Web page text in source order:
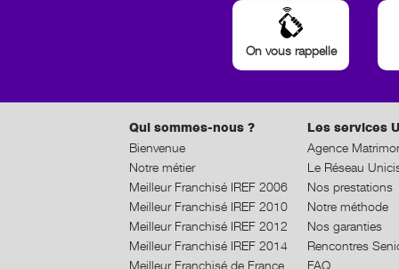
On vous rappelle
Qui sommes-nous ?
Bienvenue
Notre métier
Meilleur Franchisé IREF 2006
Meilleur Franchisé IREF 2010
Meilleur Franchisé IREF 2012
Meilleur Franchisé IREF 2014
Meilleur Franchisé de France
Les services
Agence
Le Réseau
Nos prestations
Notre méthode
Nos garanties
Rencontres
FAQ